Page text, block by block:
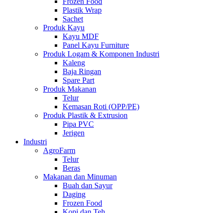
Plastik Wrap
Sachet
Produk Kayu
Kayu MDF
Panel Kayu Furniture
Produk Logam & Komponen Industri
Kaleng
Baja Ringan
Spare Part
Produk Makanan
Telur
Kemasan Roti (OPP/PE)
Produk Plastik & Extrusion
Pipa PVC
Jerigen
Industri
AgroFarm
Telur
Beras
Makanan dan Minuman
Buah dan Sayur
Daging
Frozen Food